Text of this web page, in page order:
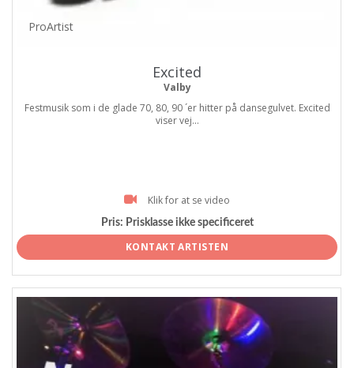
ProArtist
Excited
Valby
Festmusik som i de glade 70, 80, 90 ´er hitter på dansegulvet. Excited
viser vej...
Klik for at se video
Pris: Prisklasse ikke specificeret
KONTAKT ARTISTEN